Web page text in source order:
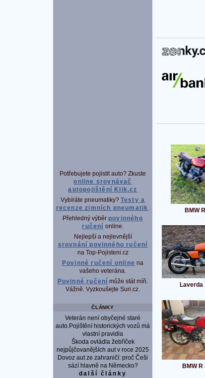
Potřebujete pojistit auto? Zkuste
online srovnávač
autopojištění Klik.cz
Vybíráte pneumatiky? Testy a
recenze zimních pneumatik .
Přehledný výběr povinného
ručení online.
Nejlepší a nejlevnější
srovnání povinného ručení
na Top-Pojisteni.cz
Povinné ručení online na
vašeho veterána.
Povinné ručení může stát míň.
Vážně. Vyzkoušejte Suri.cz.
ČLÁNKY
Veterán není obyčejné staré
auto.Pojištění historických vozů má
vlastní pravidla
Škoda ovládla žebříček
nejpůjčovanějších aut v roce 2025
Dovoz aut ze zahraničí: proč Češi
sází hlavně na Německo?
další články
BMW
Laverda
BMW R